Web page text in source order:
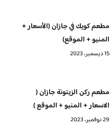
مطعم كويك في جازان (الأسعار +
المنيو + الموقع)
15 ديسمبر، 2023
مطعم ركن الزيتونة جازان (
الاسعار + المنيو + الموقع )
29 نوفمبر، 2023